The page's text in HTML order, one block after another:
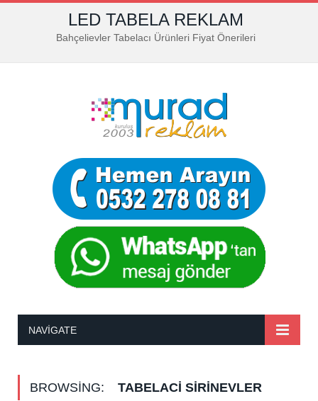
LED TABELA REKLAM
Bahçelievler Tabelacı Ürünleri Fiyat Önerileri
NAVIGATE
BROWSING: TABELACI SIRINEVLER